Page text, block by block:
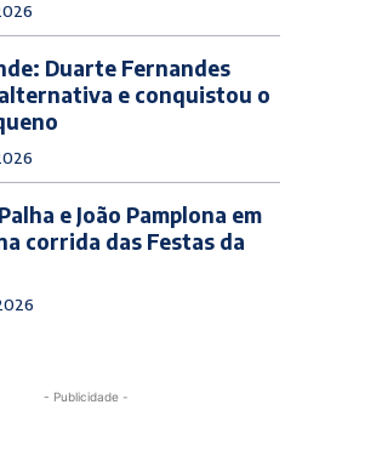
Duarte Fernandes
e conquistou o
e João Pamplona em
corrida das Festas da
- Publicidade -